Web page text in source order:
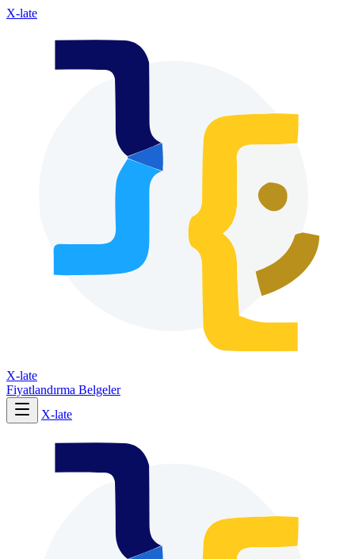
X-late
X-late
Fiyatlandırma Belgeler
X-late